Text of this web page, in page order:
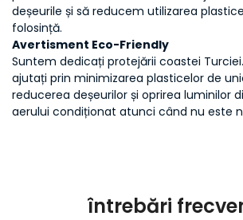
deșeurile și să reducem utilizarea
folosință.
Avertisment Eco-Friendly
Suntem dedicați protejării coastei
ajutați prin minimizarea plasticelor de
reducerea deșeurilor și oprirea luminilor
aerului condiționat atunci când nu este
întrebări